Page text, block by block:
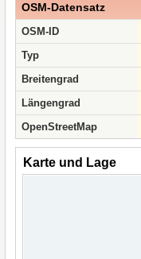
OSM-Datensatz
OSM-ID
Typ
Breitengrad
Längengrad
OpenStreetMap
Karte und Lage